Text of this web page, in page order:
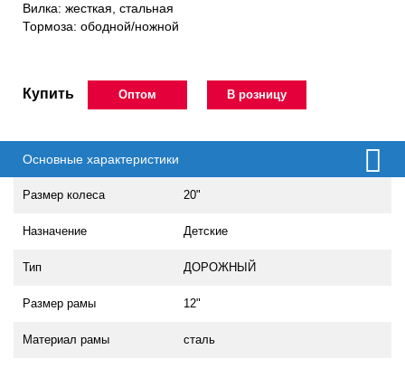
Вилка: жесткая, стальная
Тормоза: ободной/ножной
Купить Оптом В розницу
Основные характеристики
Размер колеса 20"
Назначение Детские
Тип ДОРОЖНЫЙ
Размер рамы 12"
Материал рамы сталь